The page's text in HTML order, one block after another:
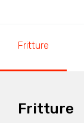
Fritture
Fritture